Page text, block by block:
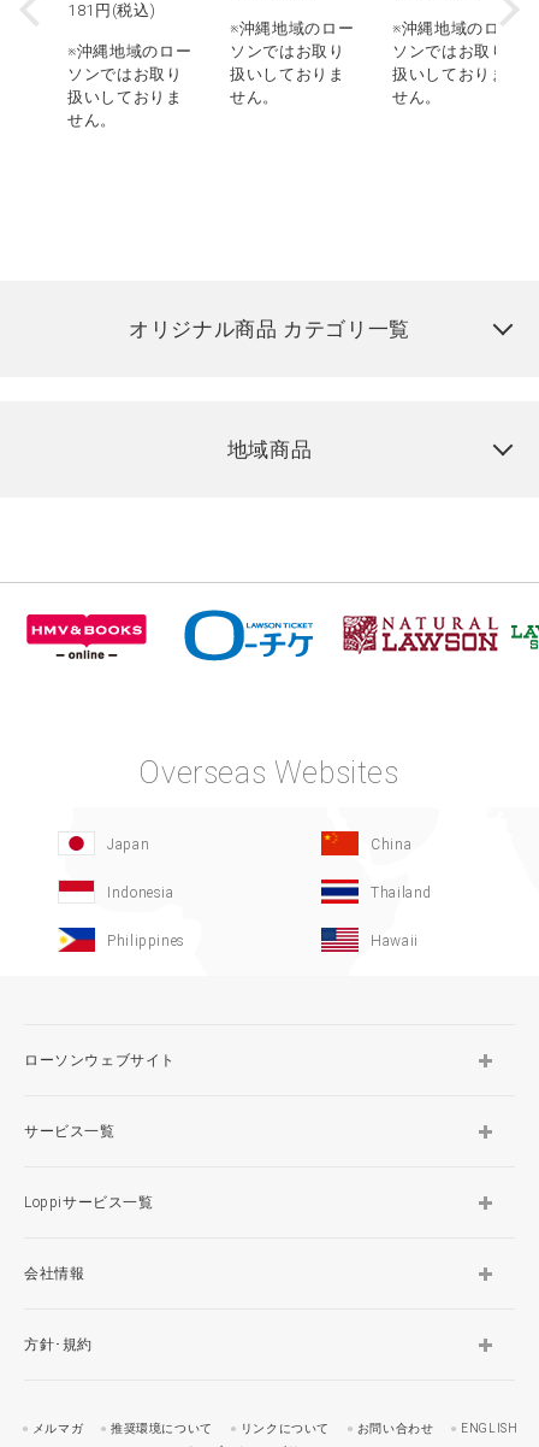
181 円(税込)
※沖縄地域のロー
ソンではお取り
扱いしておりま
せん。
※沖縄地域のロー
ソンではお取り
扱いしておりま
せん。
※沖縄地域のロー
ソンではお取り
扱いしておりま
せん。
オリジナル商品 カテゴリ一覧
地域商品
Overseas Websites
Japan China
Indonesia Thailand
Philippines Hawaii
ローソンウェブサイト
サービス一覧
Loppiサービス一覧
会社情報
方針･規約
メルマガ 推奨環境について リンクについて お問い合わせ
ENGLISH